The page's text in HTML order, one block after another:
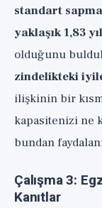
standart
yaklaşık 1,83
olduğunu
zindelikteki
ilişkinin bir
kapasitenizi ne
bundan
Çalışma 3:
Kanıtlar